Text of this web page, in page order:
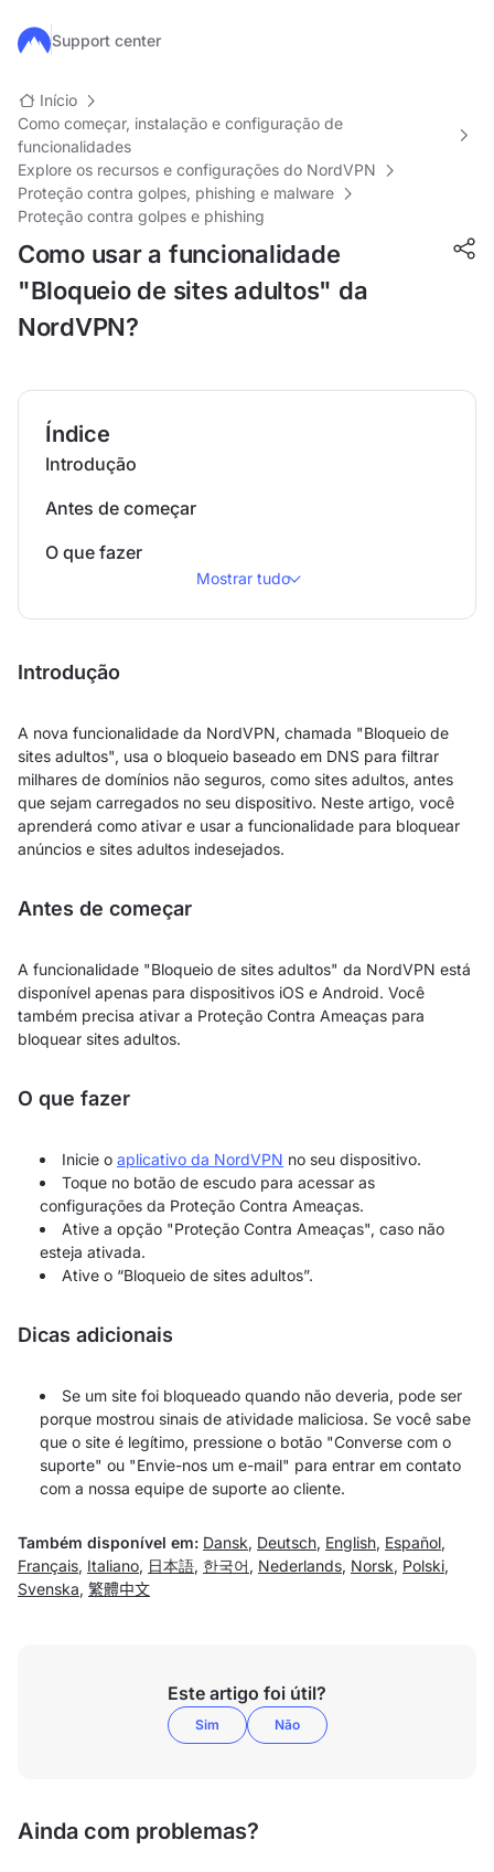
Ir para o conteúdo principal
Support center
Início
Como começar, instalação e configuração de
funcionalidades
Explore os recursos e configurações do NordVPN
Proteção contra golpes, phishing e malware
Proteção contra golpes e phishing
Como usar a funcionalidade
"Bloqueio de sites adultos" da
NordVPN?
Índice
Introdução
Antes de começar
O que fazer
Mostrar tudo
Introdução
A nova funcionalidade da NordVPN, chamada "Bloqueio de
sites adultos", usa o bloqueio baseado em DNS para filtrar
milhares de domínios não seguros, como sites adultos, antes
que sejam carregados no seu dispositivo. Neste artigo, você
aprenderá como ativar e usar a funcionalidade para bloquear
anúncios e sites adultos indesejados.
Antes de começar
A funcionalidade "Bloqueio de sites adultos" da NordVPN está
disponível apenas para dispositivos iOS e Android. Você
também precisa ativar a Proteção Contra Ameaças para
bloquear sites adultos.
O que fazer
Inicie o aplicativo da NordVPN no seu dispositivo.
Toque no botão de escudo para acessar as
configurações da Proteção Contra Ameaças.
Ative a opção "Proteção Contra Ameaças", caso não
esteja ativada.
Ative o “Bloqueio de sites adultos”.
Dicas adicionais
Se um site foi bloqueado quando não deveria, pode ser
porque mostrou sinais de atividade maliciosa. Se você sabe
que o site é legítimo, pressione o botão "Converse com o
suporte" ou "Envie-nos um e-mail" para entrar em contato
com a nossa equipe de suporte ao cliente.
Também disponível em: Dansk, Deutsch, English, Español,
Français, Italiano, 日本語, 한국어 , Nederlands, Norsk, Polski,
Svenska, 繁體中文
Este artigo foi útil?
Sim Não
Ainda com problemas?